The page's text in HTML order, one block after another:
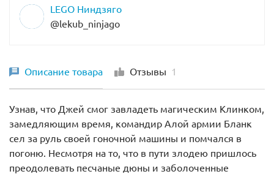
LEGO Ниндзяго
@lekub_ninjago
Описание товара Отзывы 1
Узнав, что Джей смог завладеть магическим Клинком,
замедляющим время, командир Алой армии Бланк
сел за руль своей гоночной машины и помчался в
погоню. Несмотря на то, что в пути злодею пришлось
преодолевать песчаные дюны и заболоченные